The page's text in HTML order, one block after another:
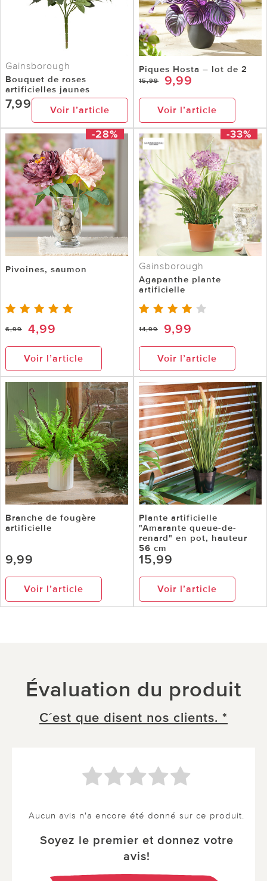
Gainsborough
Bouquet de roses
artificielles jaunes
7,99 Voir l’article
Piques Hosta – lot de 2
15,99 9,99
Voir l’article
-28%
Pivoines, saumon
6,99 4,99
Voir l’article
-33%
Gainsborough
Agapanthe plante
artificielle
14,99 9,99
Voir l’article
Branche de fougère
artificielle
9,99
Voir l’article
Plante artificielle
"Amarante queue-de-
renard" en pot, hauteur
56 cm
15,99
Voir l’article
Évaluation du produit
C´est que disent nos clients. *
Aucun avis n'a encore été donné sur ce produit.
Soyez le premier et donnez votre
avis!